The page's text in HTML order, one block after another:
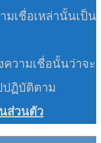
มเชื่อเหล่านั้นเป็น
วามเชื่อนั้นว่าจะ
ปฏิบัติตาม
ส่วนตัว